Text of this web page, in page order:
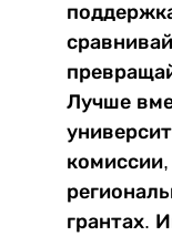
Лучше
комиссии,
грантах.